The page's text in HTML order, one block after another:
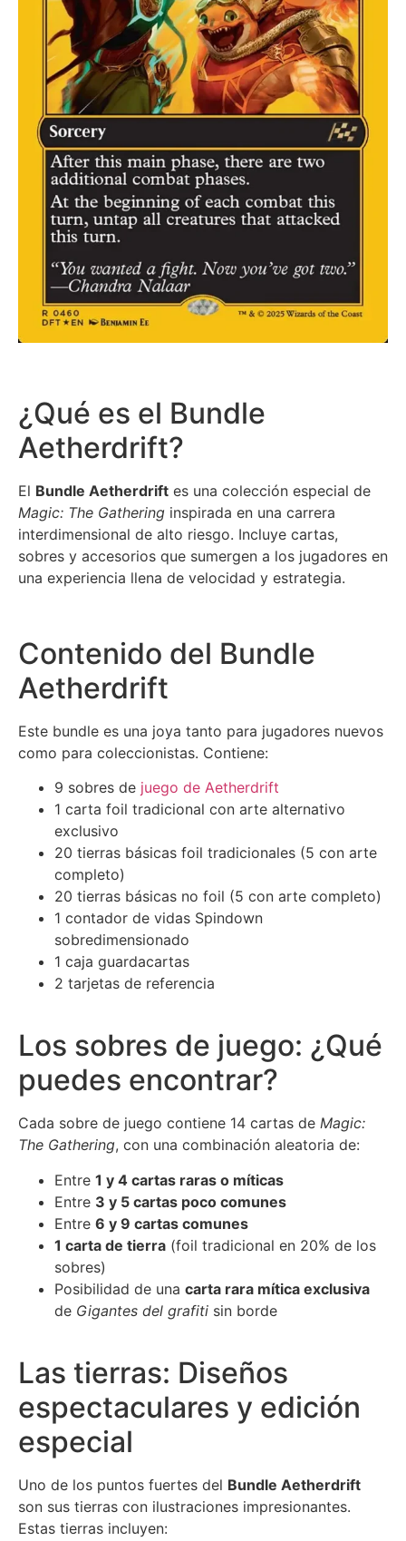
¿Qué es el Bundle
Aetherdrift?
El Bundle Aetherdrift es una colección especial de
Magic: The Gathering inspirada en una carrera
interdimensional de alto riesgo. Incluye cartas,
sobres y accesorios que sumergen a los jugadores en
una experiencia llena de velocidad y estrategia.
Contenido del Bundle
Aetherdrift
Este bundle es una joya tanto para jugadores nuevos
como para coleccionistas. Contiene:
9 sobres de juego de Aetherdrift
1 carta foil tradicional con arte alternativo
exclusivo
20 tierras básicas foil tradicionales (5 con arte
completo)
20 tierras básicas no foil (5 con arte completo)
1 contador de vidas Spindown
sobredimensionado
1 caja guardacartas
2 tarjetas de referencia
Los sobres de juego: ¿Qué
puedes encontrar?
Cada sobre de juego contiene 14 cartas de Magic:
The Gathering, con una combinación aleatoria de:
Entre 1 y 4 cartas raras o míticas
Entre 3 y 5 cartas poco comunes
Entre 6 y 9 cartas comunes
1 carta de tierra (foil tradicional en 20% de los
sobres)
Posibilidad de una carta rara mítica exclusiva
de Gigantes del grafiti sin borde
Las tierras: Diseños
espectaculares y edición
especial
Uno de los puntos fuertes del Bundle Aetherdrift
son sus tierras con ilustraciones impresionantes.
Estas tierras incluyen: